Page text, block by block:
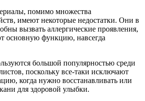
помимо множества
имеют некоторые недостатки. Они в
вызвать аллергические проявления,
основную функцию, навсегда
большой популярностью среди
поскольку все-таки исключают
когда нужно восстанавливать или
для здоровой улыбки.